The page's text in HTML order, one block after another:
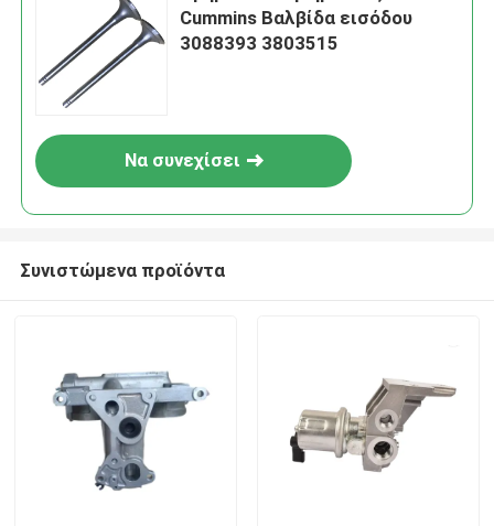
Cummins Βαλβίδα εισόδου
3088393 3803515
Να συνεχίσει
Συνιστώμενα προϊόντα